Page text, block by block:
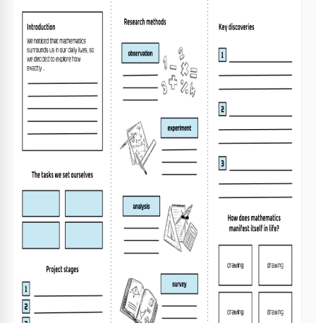
1
Personalizza i colori per il tema del tuo progetto
scolastico.
2 Includi fatti interessanti per contenuti coinvolgenti.
3 Usa punti concisi per chiarezza e impatto.
4
Sostituisci i segnaposto con immagini e grafici
pertinenti.
FAQ
Questo modello è compatibile con Google Slides e
PowerPoint?
Sì, funziona perfettamente con entrambe le
piattaforme.
È facile da personalizzare?
Sì, puoi facilmente modificare testi e immagini.
Posso usare questo modello gratuitamente?